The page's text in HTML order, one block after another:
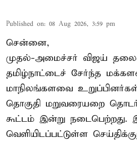
Published on: 08 Aug 2026, 3:59 pm
சென்னை,
முதல்-அமைச்சர் விஜய்
தமிழ்நாட்டைச் சேர்ந்த
மாநிலங்களவை
தொகுதி மறுவரையறை
கூட்டம் இன்று நடைபெற்றது.
வெளியிடப்பட்டுள்ள